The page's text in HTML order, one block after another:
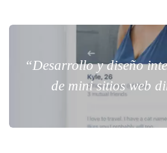
“Desarrollo y diseño
de mini sitios web